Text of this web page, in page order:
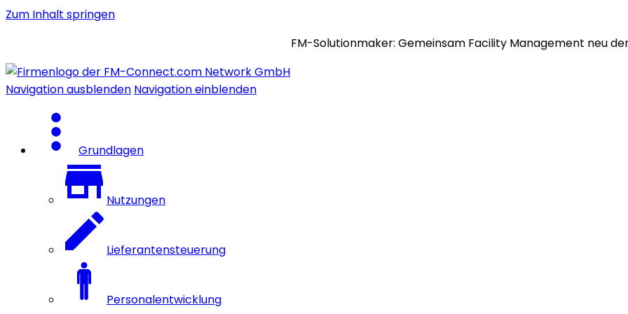
Zum Inhalt springen
FM-Solutionmaker: Gemeinsam Facility Management neu
Navigation ausblenden Navigation einblenden
Grundlagen
Nutzungen
Lieferantensteuerung
Personalentwicklung